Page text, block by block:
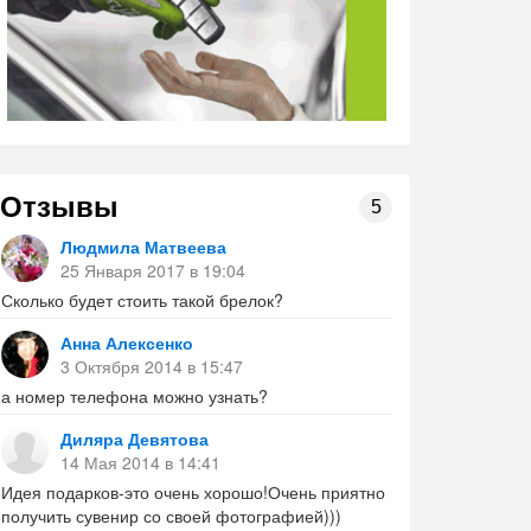
Отзывы 5
Людмила Матвеева
25 Января 2017 в 19:04
Сколько будет стоить такой брелок?
Анна Алексенко
3 Октября 2014 в 15:47
а номер телефона можно узнать?
Диляра Девятова
14 Мая 2014 в 14:41
Идея подарков-это очень хорошо!Очень приятно
получить сувенир со своей фотографией)))